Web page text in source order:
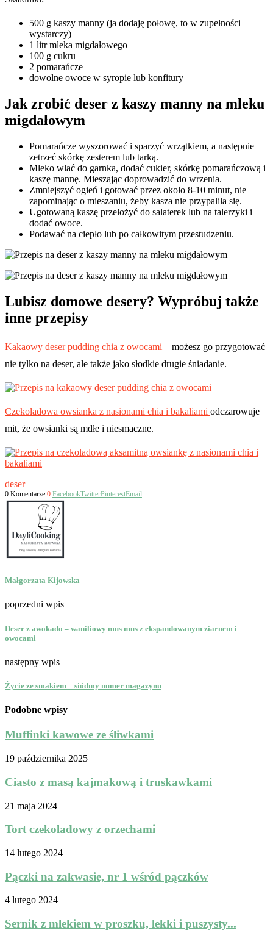
500 g kaszy manny (ja dodaję połowę, to w zupełności
wystarczy)
1 litr mleka migdałowego
100 g cukru
2 pomarańcze
dowolne owoce w syropie lub konfitury
Jak zrobić deser z kaszy manny na mleku
migdałowym
Pomarańcze wyszorować i sparzyć wrzątkiem, a następnie
zetrzeć skórkę zesterem lub tarką.
Mleko wlać do garnka, dodać cukier, skórkę pomarańczową i
kaszę mannę. Mieszając doprowadzić do wrzenia.
Zmniejszyć ogień i gotować przez około 8-10 minut, nie
zapominając o mieszaniu, żeby kasza nie przypaliła się.
Ugotowaną kaszę przełożyć do salaterek lub na talerzyki i
dodać owoce.
Podawać na ciepło lub po całkowitym przestudzeniu.
Lubisz domowe desery? Wypróbuj także
inne przepisy
Kakaowy deser pudding chia z owocami – możesz go przygotować
nie tylko na deser, ale także jako słodkie drugie śniadanie.
Czekoladowa owsianka z nasionami chia i bakaliami odczarowuje
mit, że owsianki są mdłe i niesmaczne.
deser
0 Komentarze 0 FacebookTwitterPinterestEmail
Małgorzata Kijowska
poprzedni wpis
Deser z awokado – waniliowy mus mus z ekspandowanym ziarnem i
owocami
następny wpis
Życie ze smakiem – siódmy numer magazynu
Podobne wpisy
Muffinki kawowe ze śliwkami
19 października 2025
Ciasto z masą kajmakową i truskawkami
21 maja 2024
Tort czekoladowy z orzechami
14 lutego 2024
Pączki na zakwasie, nr 1 wśród pączków
4 lutego 2024
Sernik z mlekiem w proszku, lekki i puszysty...